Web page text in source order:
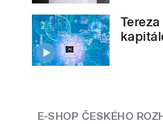
E-SHOP ČESKÉHO